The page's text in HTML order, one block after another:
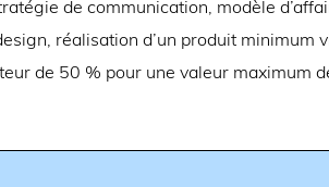
de communication, modèle
réalisation d’un produit minimum
de 50 % pour une valeur maximum